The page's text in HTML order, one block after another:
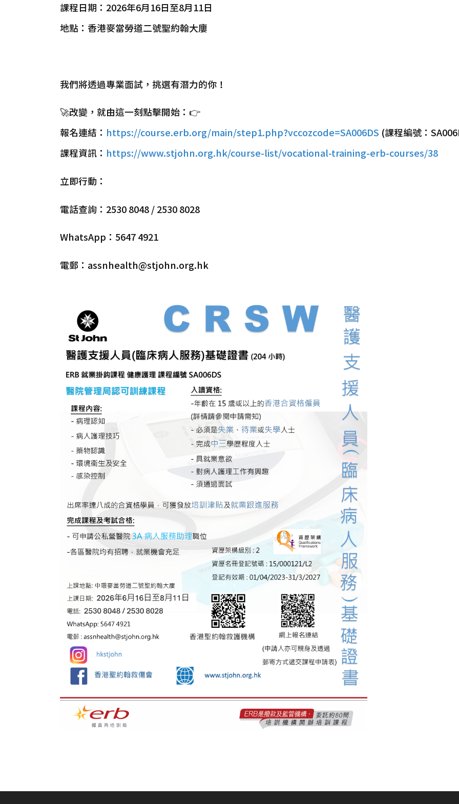
課程日期：2026年6月16日至8月11日
地點：香港麥當勞道二號聖約翰大廔
我們將透過專業面試，挑選有潛力的你！
🚀改變，就由這一刻點擊開始：👉
報名連結： https://course.erb.org/main/step1.php?vccozcode=SA006DS (課程編號：
課程資訊： https://www.stjohn.org.hk/course-list/vocational-training-erb-courses/38
立即行動：
電話查詢：2530 8048 / 2530 8028
WhatsApp：5647 4921
電郵：assnhealth@stjohn.org.hk